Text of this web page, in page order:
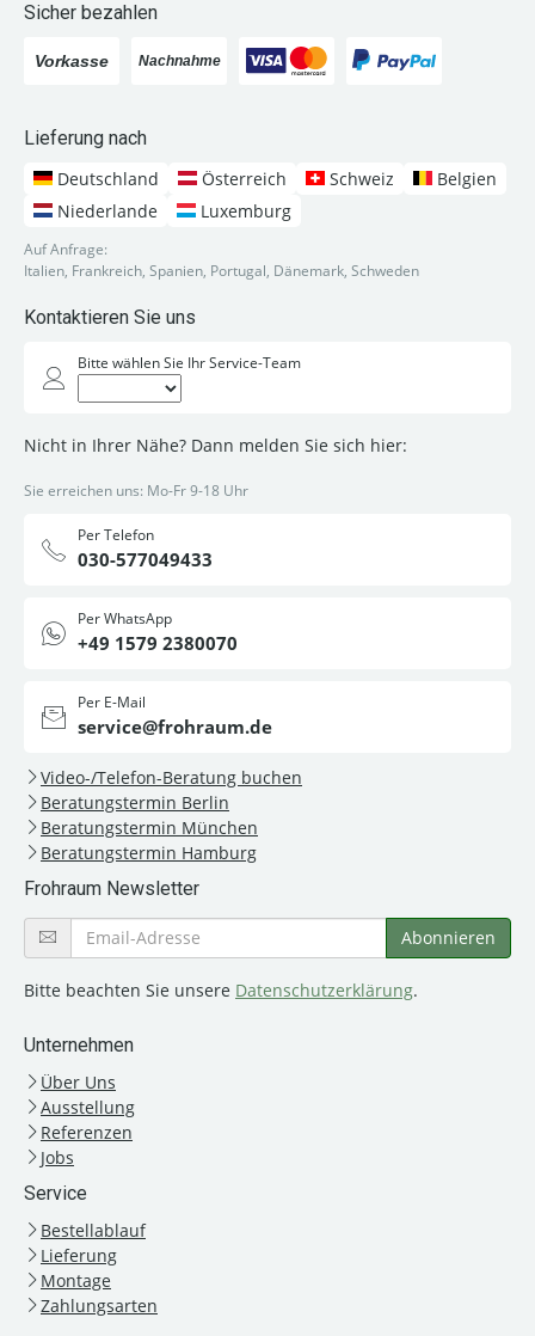
Sicher bezahlen
Lieferung nach
Deutschland
Österreich Schweiz
Belgien
Niederlande
Luxemburg
Auf Anfrage:
Italien, Frankreich, Spanien, Portugal, Dänemark, Schweden
Kontaktieren Sie uns
Bitte wählen Sie Ihr Service-Team
Nicht in Ihrer Nähe? Dann melden Sie sich hier:
Sie erreichen uns: Mo-Fr 9-18 Uhr
Per Telefon
030-577049433
Per WhatsApp
+49 1579 2380070
Per E-Mail
service@frohraum.de
Video-/Telefon-Beratung buchen
Beratungstermin Berlin
Beratungstermin München
Beratungstermin Hamburg
Frohraum Newsletter
Bitte beachten Sie unsere Datenschutzerklärung.
Unternehmen
Über Uns
Ausstellung
Referenzen
Jobs
Service
Bestellablauf
Lieferung
Montage
Zahlungsarten